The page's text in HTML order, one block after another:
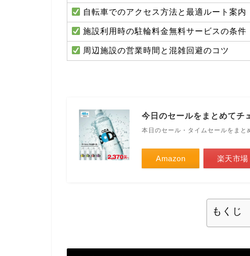
自転車でのアクセス方法と最適ルート案内
施設利用時の駐輪料金無料サービスの条件
周辺施設の営業時間と混雑回避のコツ
今日のセールをまとめてチ
本日のセール・タイムセールをまと
Amazon 楽天市場
もくじ